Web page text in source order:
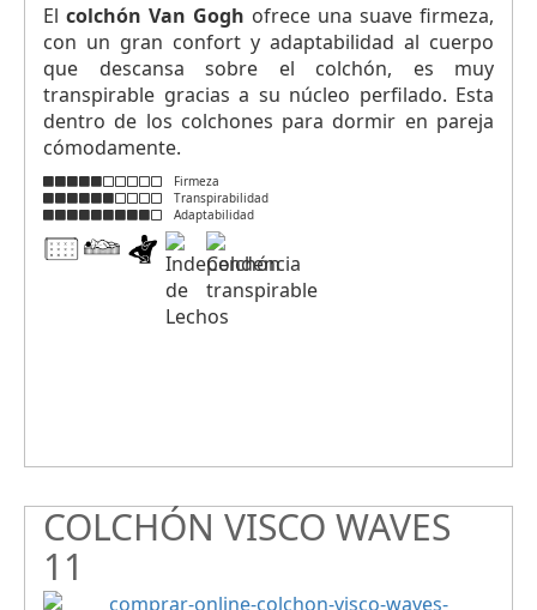
El colchón Van Gogh ofrece una suave firmeza,
con un gran confort y adaptabilidad al cuerpo
que descansa sobre el colchón, es muy
transpirable gracias a su núcleo perfilado. Esta
dentro de los colchones para dormir en pareja
cómodamente.
Firmeza
Transpirabilidad
Adaptabilidad
COLCHÓN VISCO WAVES
11